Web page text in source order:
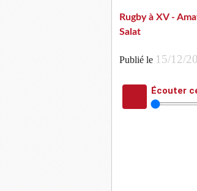
Rugby à XV -
Salat
Publié le 15/12/
Écouter